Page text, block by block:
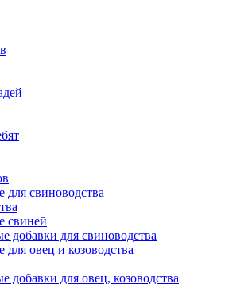
для свиноводства
свиней
добавки для свиноводства
овец и козоводства
добавки для овец, козоводства